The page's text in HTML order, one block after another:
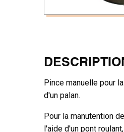
Pince manuelle pour
d'un palan.
Pour la manutention
l'aide d'un pont